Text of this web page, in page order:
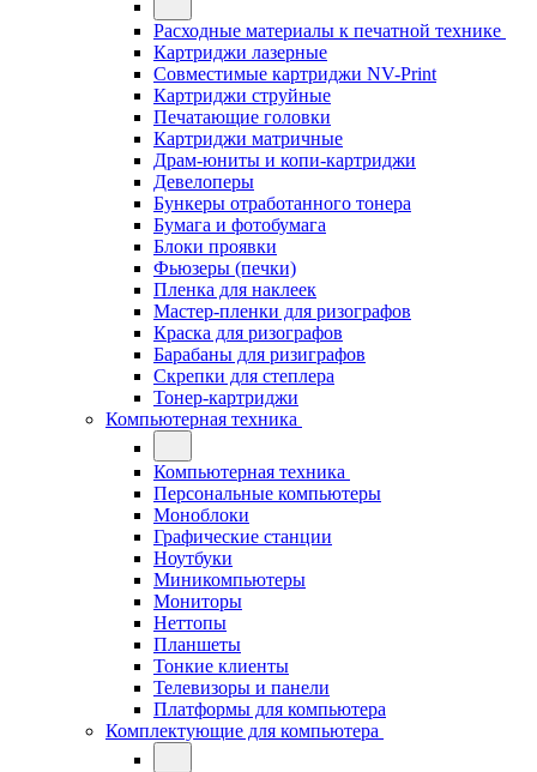
Расходные материалы к печатной технике
Картриджи лазерные
Совместимые картриджи NV-Print
Картриджи струйные
Печатающие головки
Картриджи матричные
Драм-юниты и копи-картриджи
Девелоперы
Бункеры отработанного тонера
Бумага и фотобумага
Блоки проявки
Фьюзеры (печки)
Пленка для наклеек
Мастер-пленки для ризографов
Краска для ризографов
Барабаны для ризиграфов
Скрепки для степлера
Тонер-картриджи
Компьютерная техника
Компьютерная техника
Персональные компьютеры
Моноблоки
Графические станции
Ноутбуки
Миникомпьютеры
Мониторы
Неттопы
Планшеты
Тонкие клиенты
Телевизоры и панели
Платформы для компьютера
Комплектующие для компьютера